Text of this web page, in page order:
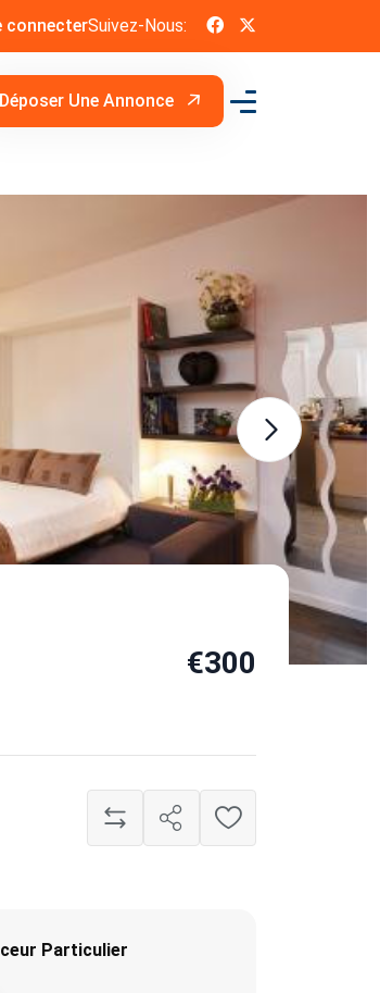
connecterSuivez-Nous:
Déposer Une Annonce
€300
Particulier